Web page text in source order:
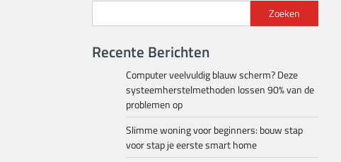
Zoeken
Recente Berichten
Computer veelvuldig blauw scherm? Deze
systeemherstelmethoden lossen 90% van de
problemen op
Slimme woning voor beginners: bouw stap
voor stap je eerste smart home